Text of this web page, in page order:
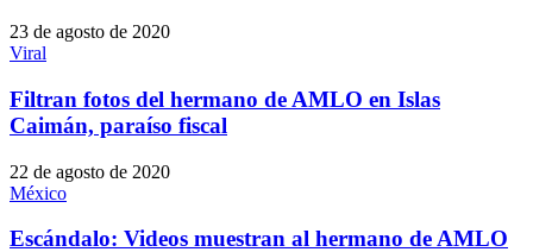
23 de agosto de 2020
Viral
Filtran fotos del hermano de AMLO en Islas
Caimán, paraíso fiscal
22 de agosto de 2020
México
Escándalo: Videos muestran al hermano de AMLO